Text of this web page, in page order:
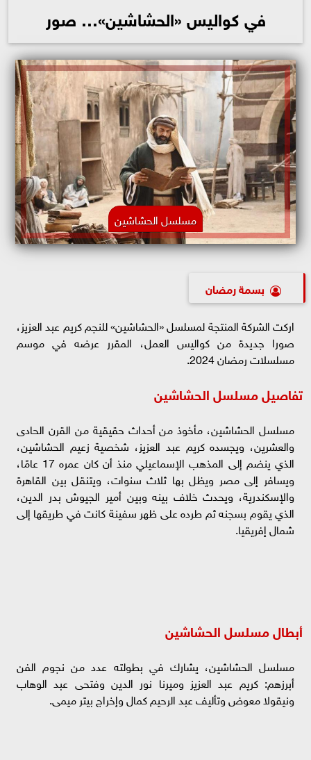
في كواليس «الحشاشين»… صور
مسلسل الحشاشين
بسمة رمضان
اركت الشركة المنتجة لمسلسل «الحشاشين» للنجم كريم عبد العزيز،
صورا جديدة من كواليس العمل، المقرر عرضه في موسم
مسلسلات رمضان 2024.
تفاصيل مسلسل الحشاشين
مسلسل الحشاشين، مأخوذ من أحداث حقيقية من القرن الحادى
والعشرين، ويجسده كريم عبد العزيز، شخصية زعيم الحشاشين،
الذي ينضم إلى المذهب الإسماعيلي منذ أن كان عمره 17 عامًا،
ويسافر إلى مصر ويظل بها ثلاث سنوات، ويتنقل بين القاهرة
والإسكندرية، ويحدث خلاف بينه وبين أمير الجيوش بدر الدين،
الذي يقوم بسجنه ثم طرده على ظهر سفينة كانت في طريقها إلى
شمال إفريقيا.
أبطال مسلسل الحشاشين
مسلسل الحشاشين، يشارك في بطولته عدد من نجوم الفن
أبرزهم: كريم عبد العزيز وميرنا نور الدين وفتحى عبد الوهاب
ونيقولا معوض وتأليف عبد الرحيم كمال وإخراج بيتر ميمى.